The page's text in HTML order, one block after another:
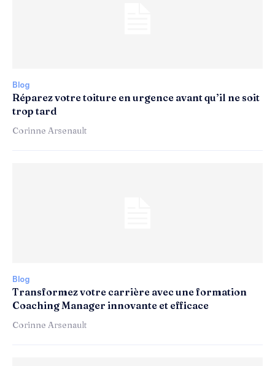
Blog
Réparez votre toiture en urgence avant qu’il ne soit
trop tard
Corinne Arsenault
Blog
Transformez votre carrière avec une formation
Coaching Manager innovante et efficace
Corinne Arsenault